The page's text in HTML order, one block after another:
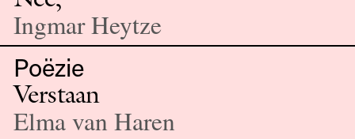
Ingmar Heytze
Poëzie
Verstaan
Elma van Haren